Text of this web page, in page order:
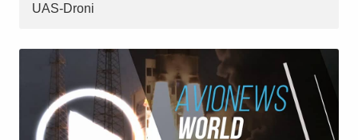
UAS-Droni